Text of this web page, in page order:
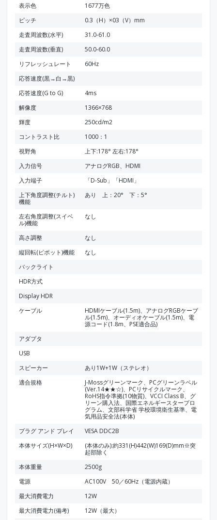
表示色
1677万色
ピッチ
0.3（H）×03（V）mm
走査周波数(水平)
31.0-61.0
走査周波数(垂直)
50.0-60.0
リフレッシュレート
60Hz
応答速度(黒→白→黒)
応答速度(G to G)
4ms
解像度
1366×768
輝度
250cd/m2
コントラスト比
1000：1
視野角
上下:178° 左右:178°
入力信号
アナログRGB、HDMI
入力端子
「D-Sub」「HDMI」
上下角度調整(チルト)
機能
あり 上：20° 下：5°
左右角度調整(スイベ
ル)機能
なし
高さ調整
なし
縦回転(ピボット)機能
なし
バックライト
HDR方式
Display HDR
ケーブル
HDMIケーブル(1.5m)、アナログRGBケーブ
ル(1.5m)、オーディオケーブル(1.5m)、電
源コード(1.8m、PSE適合品)
アダプタ
USB
スピーカー
あり1W+1W（ステレオ）
適合規格
J-Mossグリーンマーク、PCグリーンラベル
(Ver.14★★☆)、PCリサイクルマーク、
RoHS指令準拠(10物質)、VCCI Class B、グ
リーン購入法、国際エネルギースタープロ
グラム、文部科学省 学校環境衛生基準、電
気用品安全法(本体)
プラグ アンド プレイ
VESA DDC2B
本体サイズ(H×W×D)
(本体のみ):約331(H)442(W)169(D)mm※突
起部除く
本体重量
2500g
電源
AC100V 50／60Hz（電源内蔵）
最大消費電力
12W
最大消費電力(備考)
12W（最大）